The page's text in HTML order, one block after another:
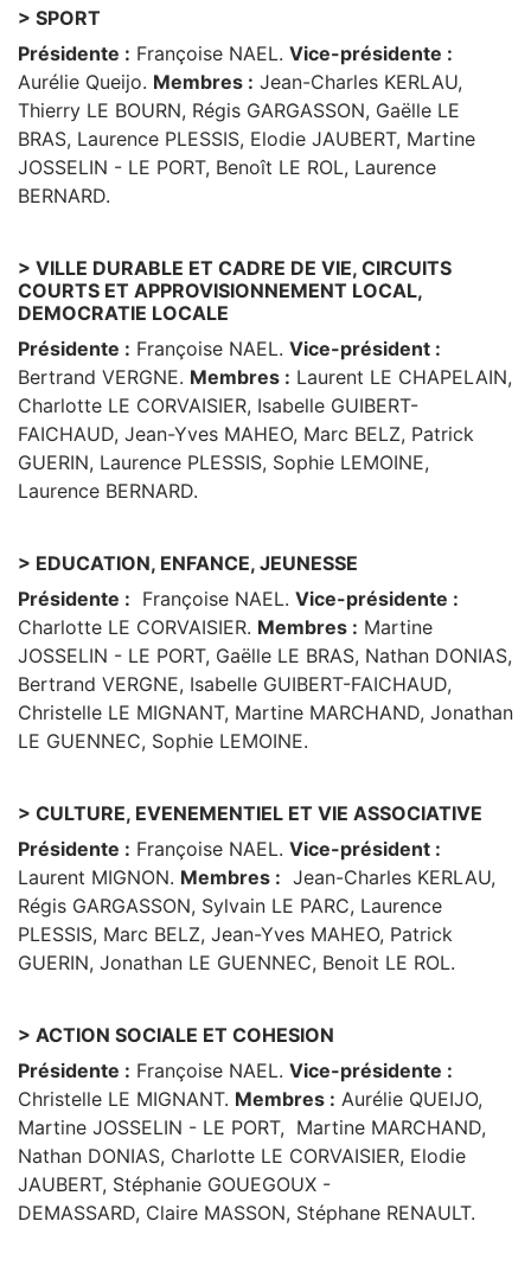
> SPORT
Présidente : Françoise NAEL. Vice-présidente :
Aurélie Queijo. Membres : Jean-Charles KERLAU,
Thierry LE BOURN, Régis GARGASSON, Gaëlle LE
BRAS, Laurence PLESSIS, Elodie JAUBERT, Martine
JOSSELIN - LE PORT, Benoît LE ROL, Laurence
BERNARD.
> VILLE DURABLE ET CADRE DE VIE, CIRCUITS
COURTS ET APPROVISIONNEMENT LOCAL,
DEMOCRATIE LOCALE
Présidente : Françoise NAEL. Vice-président :
Bertrand VERGNE. Membres : Laurent LE CHAPELAIN,
Charlotte LE CORVAISIER, Isabelle GUIBERT-
FAICHAUD, Jean-Yves MAHEO, Marc BELZ, Patrick
GUERIN, Laurence PLESSIS, Sophie LEMOINE,
Laurence BERNARD.
> EDUCATION, ENFANCE, JEUNESSE
Présidente : Françoise NAEL. Vice-présidente :
Charlotte LE CORVAISIER. Membres : Martine
JOSSELIN - LE PORT, Gaëlle LE BRAS, Nathan DONIAS,
Bertrand VERGNE, Isabelle GUIBERT-FAICHAUD,
Christelle LE MIGNANT, Martine MARCHAND, Jonathan
LE GUENNEC, Sophie LEMOINE.
> CULTURE, EVENEMENTIEL ET VIE ASSOCIATIVE
Présidente : Françoise NAEL. Vice-président :
Laurent MIGNON. Membres : Jean-Charles KERLAU,
Régis GARGASSON, Sylvain LE PARC, Laurence
PLESSIS, Marc BELZ, Jean-Yves MAHEO, Patrick
GUERIN, Jonathan LE GUENNEC, Benoit LE ROL.
> ACTION SOCIALE ET COHESION
Présidente : Françoise NAEL. Vice-présidente :
Christelle LE MIGNANT. Membres : Aurélie QUEIJO,
Martine JOSSELIN - LE PORT, Martine MARCHAND,
Nathan DONIAS, Charlotte LE CORVAISIER, Elodie
JAUBERT, Stéphanie GOUEGOUX -
DEMASSARD, Claire MASSON, Stéphane RENAULT.